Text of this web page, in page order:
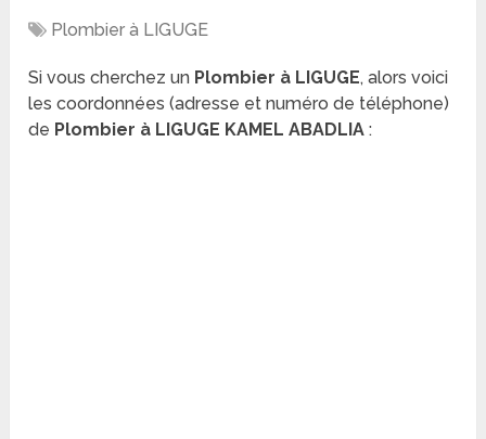
Plombier à LIGUGE
Si vous cherchez un Plombier à LIGUGE, alors voici
les coordonnées (adresse et numéro de téléphone)
de Plombier à LIGUGE KAMEL ABADLIA: